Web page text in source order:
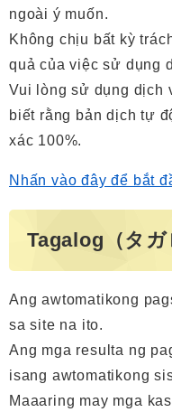
ngoài ý muốn.
Không chịu bất kỳ
quả của việc sử dụng
Vui lòng sử dụng dịch
biết rằng bản dịch tự
xác 100%.
Nhấn vào đây để bắt
Tagalog（タガ
Ang awtomatikong
sa site na ito.
Ang mga resulta ng
isang awtomatikong
Maaaring may mga